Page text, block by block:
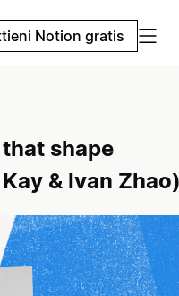
Notion gratis
shape
& Ivan